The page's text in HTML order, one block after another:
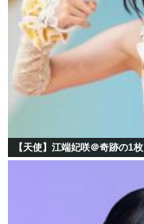
【天使】江端妃咲＠奇跡の1枚